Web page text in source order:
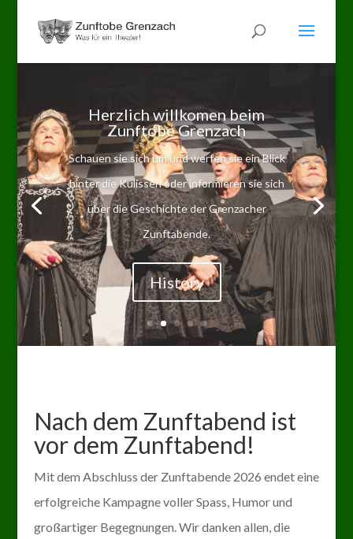
Nach dem Zunftabend ist
vor dem Zunftabend!
Mit dem Abschluss der Zunftabende 2026 endet eine
erfolgreiche Kampagne voller Spass, Humor und
großartiger Begegnungen. Wir danken allen, die